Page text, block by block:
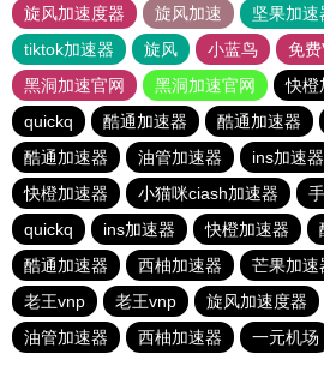
旋风加速度器
旋风加速 坚果加速
tiktok加速器
旋风 小蓝鸟 免
黑洞加速官网
黑洞加速官网 快橙
quickq
酷通加速器 酷通加速器
酷通加速器
油管加速器 ins加速器
快橙加速器
小猫咪ciash加速器
quickq
ins加速器 快橙加速器
酷通加速器
西柚加速器 芒果加速
老王vnp
老王vnp 旋风加速度器
油管加速器
西柚加速器 一元机场